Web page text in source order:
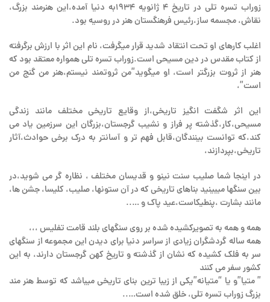
زوراب تسره تلی در تاریخ ۴ ژانویه ۱۹۳۴به دنیا آمده،این هنرمند بزرگ،
نقاش، مجسمه ساز،رئیس فرهنگستان هنر در روسیه بود.
اغلب کارهای او تحت انتقاد شدید قرار میگرفت، نام این اثر با ارزش برگرفته
از کتاب مقدس در دین مسیحی است.زوراب تسره تلی همواره معتقد بود که
هنر از ثروت بزرگتر است، او میگوید”من ثروتمند نیستم،هنر من گنج من
است”،
این اثر شگفت انگیز تاریخی،از وقایع تاریخی مختلف مانند زندگی
مسیحی،کار،گذشته پر فراز و نشیب گرجستان،بزرگان این سرزمین یاد می
کند،که توانست بینندگان،قابل فهم تر و آسانتر به درک برخی حوادث،آثار
تاریخی،بپردازند،
در اینجا شما صلیب سنت نینو و قدیسان مختلف ، نظاره گر می شوید،در
بین سنگها میبینید بناهای تاریخی که در آن ستونها، صلیب، کلیسا، جشن ها،
مانند بشارت ،پنطیکاست،عید پاک و …..
همه و همه به تصویرکشیده شده بر روی سنگهای بلند قامت تفلیس ،،،
همه ساله گردشگران زیادی از سراسر دنیا برای دیدن این مجموعه از سنگهای
سر به فلک کشیده که نشان از گذشته و تاریخ کهن گرجستان دارند، به این
کشور سفر می کنند
” متیا”و یا “متیانه”یکی از زیبا ترین بنای تاریخی میباشد که توسط هنر مند
بزرگ زوراب تسره تلی، خلق شده است…..